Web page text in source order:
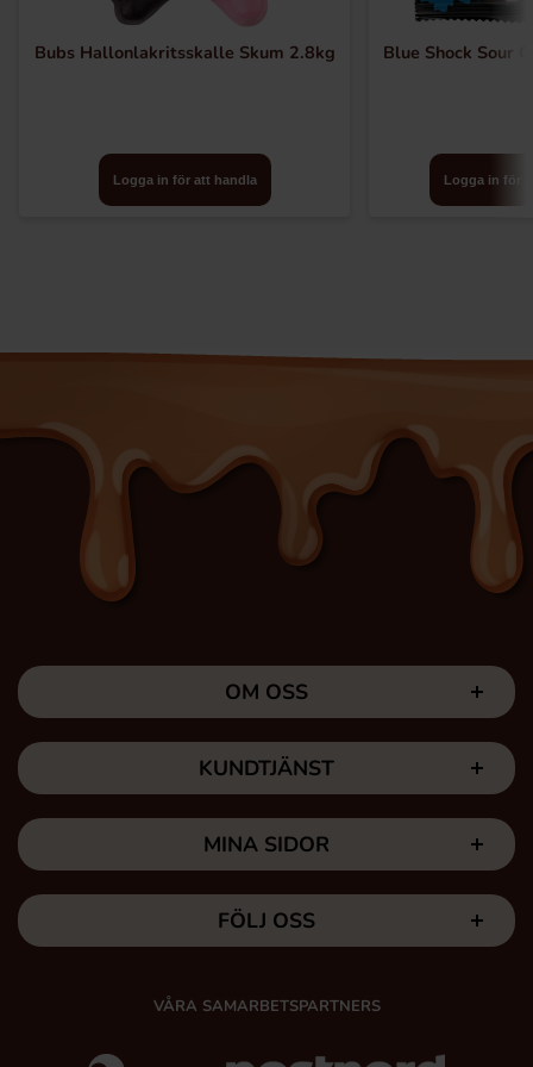
Bubs Hallonlakritsskalle Skum 2.8kg
Logga in för att handla
Blue Shock Sour
Logga in för
OM OSS
KUNDTJÄNST
MINA SIDOR
FÖLJ OSS
VÅRA SAMARBETSPARTNERS